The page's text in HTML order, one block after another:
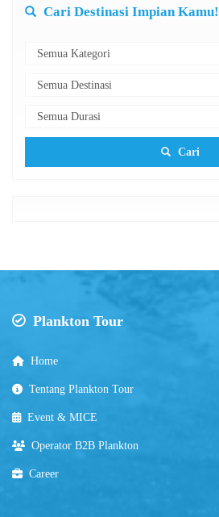
Cari Destinasi Impian Kamu!
Cari
Plankton Tour
Home
Tentang Plankton Tour
Event & MICE
Operator B2B Plankton
Career